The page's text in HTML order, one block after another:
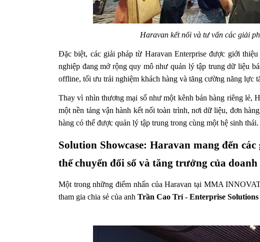
Haravan kết nối và tư vấn các giải
Đặc biệt, các giải pháp từ Haravan Enterprise được giới
nghiệp đang mở rộng quy mô như quản lý tập trung dữ liệu
offline, tối ưu trải nghiệm khách hàng và tăng cường năng lực
Thay vì nhìn thương mại số như một kênh bán hàng riêng lẻ,
một nền tảng vận hành kết nối toàn trình, nơi dữ liệu, đơn
hàng có thể được quản lý tập trung trong cùng một hệ sinh thái.
Solution Showcase: Haravan mang đến
thế chuyển đổi số và tăng trưởng của doanh
Một trong những điểm nhấn của Haravan tại MMA
tham gia chia sẻ của anh Trần Cao Trí - Enterprise